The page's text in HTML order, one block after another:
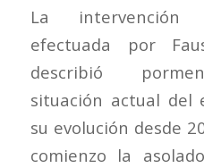
La intervención
efectuada por
describió
situación actual del
su evolución desde
comienzo la